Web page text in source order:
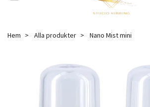
Hem Alla produkter Nano Mist mini